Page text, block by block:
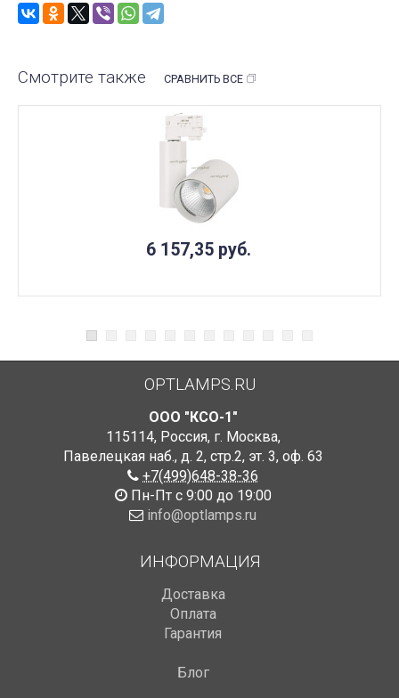
Смотрите также СРАВНИТЬ ВСЕ
6 157,35 руб.
OPTLAMPS.RU
ООО "КСО-1"
115114, Россия, г. Москва,
Павелецкая наб., д. 2, стр.2, эт. 3, оф. 63
+7(499)648-38-36
Пн-Пт с 9:00 до 19:00
info@optlamps.ru
ИНФОРМАЦИЯ
Доставка
Оплата
Гарантия
Блог